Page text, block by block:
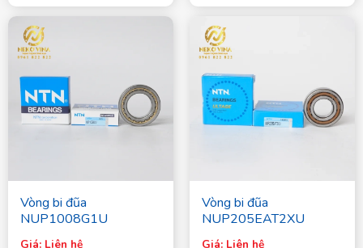
Vòng bi đũa
NUP1008G1U
Giá: Liên hệ
Vòng bi đũa
NUP205EAT2XU
Giá: Liên hệ